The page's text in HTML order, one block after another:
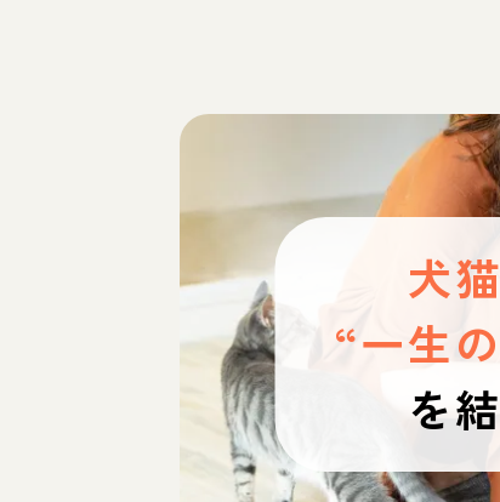
犬猫
“一生
を